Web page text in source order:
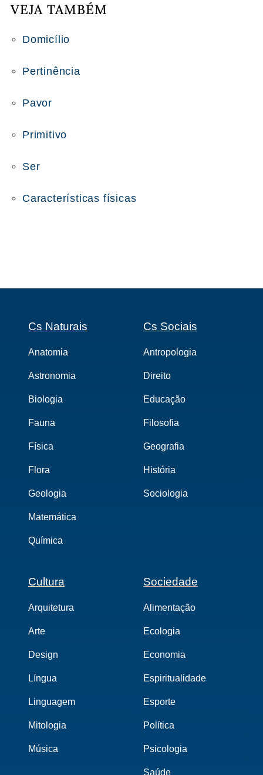
VEJA TAMBÉM
Domicílio
Pertinência
Pavor
Primitivo
Ser
Características físicas
Cs Naturais
Anatomia
Astronomia
Biologia
Fauna
Física
Flora
Geologia
Matemática
Química
Cs Sociais
Antropologia
Direito
Educação
Filosofia
Geografia
História
Sociologia
Cultura
Arquitetura
Arte
Design
Língua
Linguagem
Mitologia
Música
Sociedade
Alimentação
Ecologia
Economia
Espiritualidade
Esporte
Política
Psicologia
Saúde